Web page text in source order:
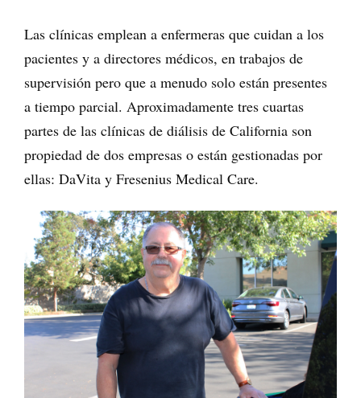
Las clínicas emplean a enfermeras que cuidan a los
pacientes y a directores médicos, en trabajos de
supervisión pero que a menudo solo están presentes
a tiempo parcial. Aproximadamente tres cuartas
partes de las clínicas de diálisis de California son
propiedad de dos empresas o están gestionadas por
ellas: DaVita y Fresenius Medical Care.